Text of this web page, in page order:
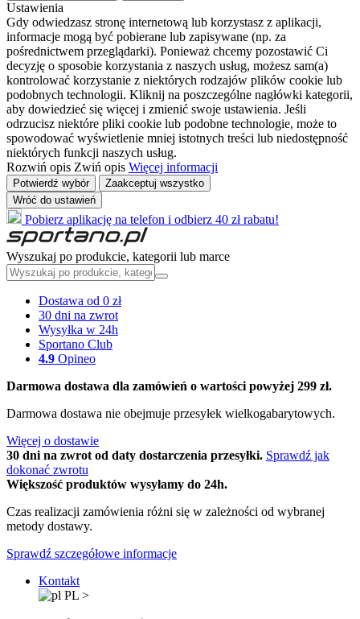
Ustawienia
Gdy odwiedzasz stronę internetową lub korzystasz z aplikacji,
informacje mogą być pobierane lub zapisywane (np. za
pośrednictwem przeglądarki). Ponieważ chcemy pozostawić Ci
decyzję o sposobie korzystania z naszych usług, możesz sam(a)
kontrolować korzystanie z niektórych rodzajów plików cookie lub
podobnych technologii. Kliknij na poszczególne nagłówki kategorii,
aby dowiedzieć się więcej i zmienić swoje ustawienia. Jeśli
odrzucisz niektóre pliki cookie lub podobne technologie, może to
spowodować wyświetlenie mniej istotnych treści lub niedostępność
niektórych funkcji naszych usług.
Rozwiń opis Zwiń opis Więcej informacji
Potwierdź wybór
Zaakceptuj wszystko
Wróć do ustawień
Pobierz aplikację na telefon i odbierz 40 zł rabatu!
Wyszukaj po produkcie, kategorii lub marce
Dostawa od 0 zł
30 dni na zwrot
Wysyłka w 24h
Sportano Club
4.9 Opineo
Darmowa dostawa dla zamówień o wartości powyżej 299 zł.
Darmowa dostawa nie obejmuje przesyłek wielkogabarytowych.
Więcej o dostawie
30 dni na zwrot od daty dostarczenia przesyłki. Sprawdź jak
dokonać zwrotu
Większość produktów wysyłamy do 24h.
Czas realizacji zamówienia różni się w zależności od wybranej
metody dostawy.
Sprawdź szczegółowe informacje
Kontakt
PL >